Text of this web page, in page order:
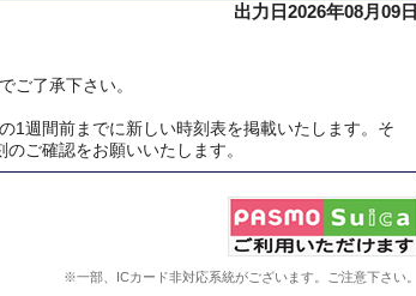
出力日2026年08月09日
了承下さい。
1週間前までに新しい時刻表を掲載いたします。そ
ご確認をお願いいたします。
※一部、ICカード非対応系統がございます。ご注意下さい。